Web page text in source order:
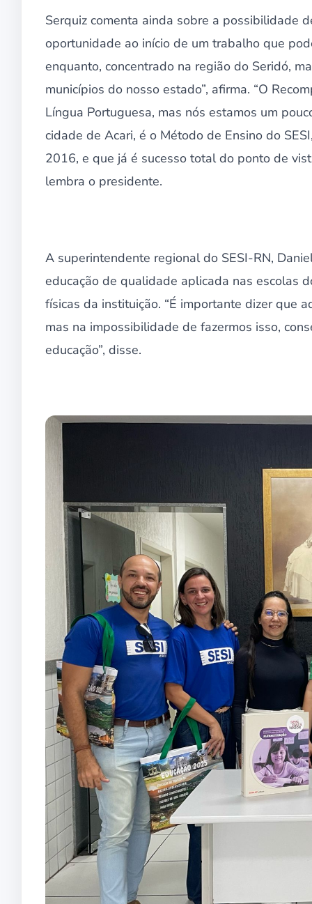
Serquiz comenta ainda sobre a possibilidade
oportunidade ao início de um trabalho que
enquanto, concentrado na região do Seridó,
municípios do nosso estado”, afirma. “O
Língua Portuguesa, mas nós estamos um
cidade de Acari, é o Método de Ensino do
2016, e que já é sucesso total do ponto de
lembra o presidente.
A superintendente regional do SESI-RN,
educação de qualidade aplicada nas escolas
físicas da instituição. “É importante dizer que
mas na impossibilidade de fazermos isso,
educação”, disse.